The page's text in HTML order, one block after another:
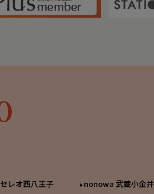
セレオ西八王子 nonowa 武蔵小金井